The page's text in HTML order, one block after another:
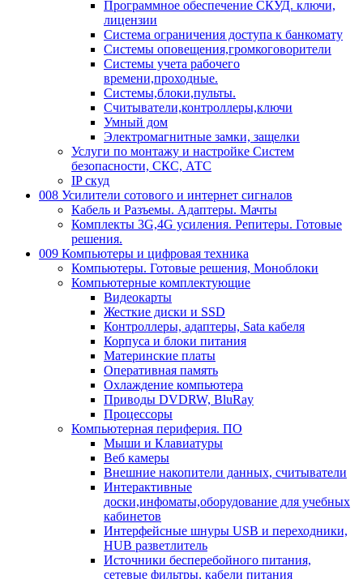
Программное обеспечение СКУД. ключи,
лицензии
Система ограничения доступа к банкомату
Системы оповещения,громкоговорители
Системы учета рабочего
времени,проходные.
Системы,блоки,пульты.
Считыватели,контроллеры,ключи
Умный дом
Электромагнитные замки, защелки
Услуги по монтажу и настройке Систем
безопасности, СКС, АТС
IP скуд
008 Усилители сотового и интернет сигналов
Кабель и Разъемы. Адаптеры. Мачты
Комплекты 3G,4G усиления. Репитеры. Готовые
решения.
009 Компьютеры и цифровая техника
Компьютеры. Готовые решения, Моноблоки
Компьютерные комплектующие
Видеокарты
Жесткие диски и SSD
Контроллеры, адаптеры, Sata кабеля
Корпуса и блоки питания
Материнские платы
Оперативная память
Охлаждение компьютера
Приводы DVDRW, BluRay
Процессоры
Компьютерная периферия. ПО
Мыши и Клавиатуры
Веб камеры
Внешние накопители данных, считыватели
Интерактивные
доски,инфоматы,оборудование для учебных
кабинетов
Интерфейсные шнуры USB и переходники,
HUB разветлитель
Источники бесперебойного питания,
сетевые фильтры, кабели питания